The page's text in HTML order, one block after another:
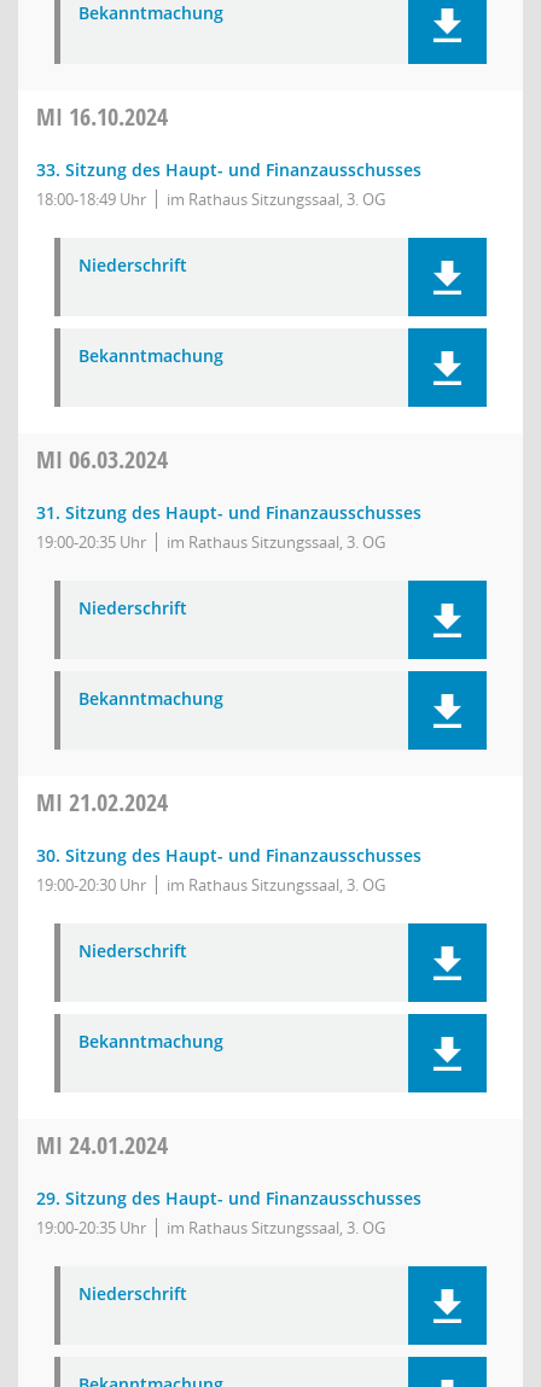
Bekanntmachung
MI 16.10.2024
33. Sitzung des Haupt- und Finanzausschusses
18:00-18:49 Uhr im Rathaus Sitzungssaal, 3. OG
Niederschrift
Bekanntmachung
MI 06.03.2024
31. Sitzung des Haupt- und Finanzausschusses
19:00-20:35 Uhr im Rathaus Sitzungssaal, 3. OG
Niederschrift
Bekanntmachung
MI 21.02.2024
30. Sitzung des Haupt- und Finanzausschusses
19:00-20:30 Uhr im Rathaus Sitzungssaal, 3. OG
Niederschrift
Bekanntmachung
MI 24.01.2024
29. Sitzung des Haupt- und Finanzausschusses
19:00-20:35 Uhr im Rathaus Sitzungssaal, 3. OG
Niederschrift